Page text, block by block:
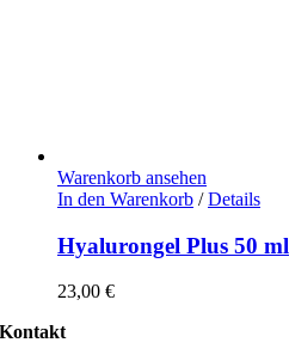
Warenkorb ansehen
In den Warenkorb / Details
Hyalurongel Plus 50 ml
23,00 €
Kontakt